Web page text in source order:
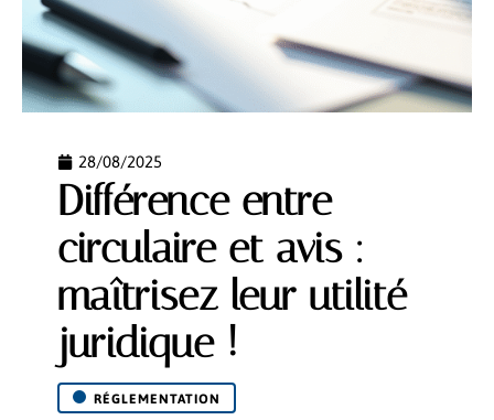
28/08/2025
Différence entre
circulaire et avis :
maîtrisez leur utilité
juridique !
RÉGLEMENTATION